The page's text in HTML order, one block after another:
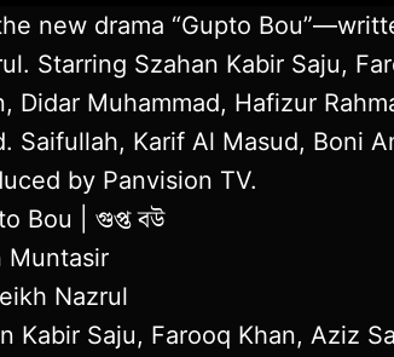
new drama “Gupto
Starring Szahan Kabir Saju,
Didar Muhammad, Hafizur
Saifullah, Karif Al Masud, Boni
by Panvision TV.
Bou | গুপ্ত বউ
Muntasir
Nazrul
Kabir Saju, Farooq Khan, Aziz